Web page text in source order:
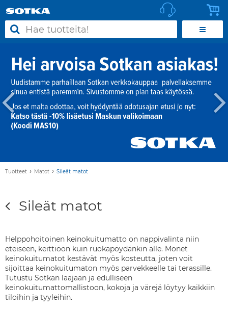
Tuotteet › Matot › Sileät matot
Sileät matot
Helppohoitoinen keinokuitumatto on nappivalinta niin
eteiseen, keittiöön kuin ruokapöydänkin alle. Monet
keinokuitumatot kestävät myös kosteutta, joten voit
sijoittaa keinokuitumaton myös parvekkeelle tai terassille.
Tutustu Sotkan laajaan ja edulliseen
keinokuitumattomallistoon, kokoja ja värejä löytyy kaikkiin
tiloihin ja tyyleihin.